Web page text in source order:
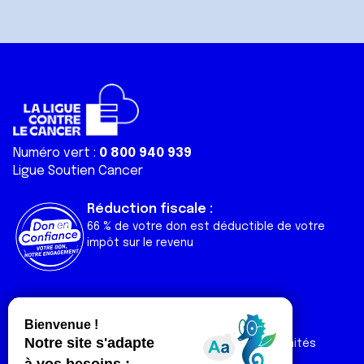
Numéro vert : 0 800 940 939
Ligue Soutien Cancer
Réduction fiscale :
66 % de votre don est déductible de votre
impôt sur le revenu
Liens utiles
Nos actualités
Nos publications
Espace Ligue & comités